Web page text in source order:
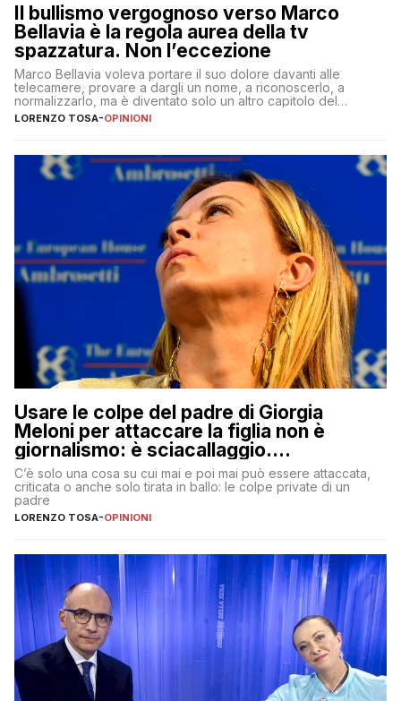
Il bullismo vergognoso verso Marco
Bellavia è la regola aurea della tv
spazzatura. Non l’eccezione
Marco Bellavia voleva portare il suo dolore davanti alle
telecamere, provare a dargli un nome, a riconoscerlo, a
normalizzarlo, ma è diventato solo un altro capitolo del
copione
LORENZO TOSA-OPINIONI
Usare le colpe del padre di Giorgia
Meloni per attaccare la figlia non è
giornalismo: è sciacallaggio.
Dimostriamo di essere diversi
C’è solo una cosa su cui mai e poi mai può essere attaccata,
criticata o anche solo tirata in ballo: le colpe private di un
padre
LORENZO TOSA-OPINIONI